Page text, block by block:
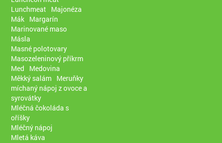
Lunchmeat Majonéza
Mák Margarín
Marinované maso
Másla
Masné polotovary
Masozeleninový příkrm
Med
Medovina
Měkký salám Meruňky
míchaný nápoj z ovoce a
syrovátky
Mléčná čokoláda s
oříšky
Mléčný nápoj
Mletá káva